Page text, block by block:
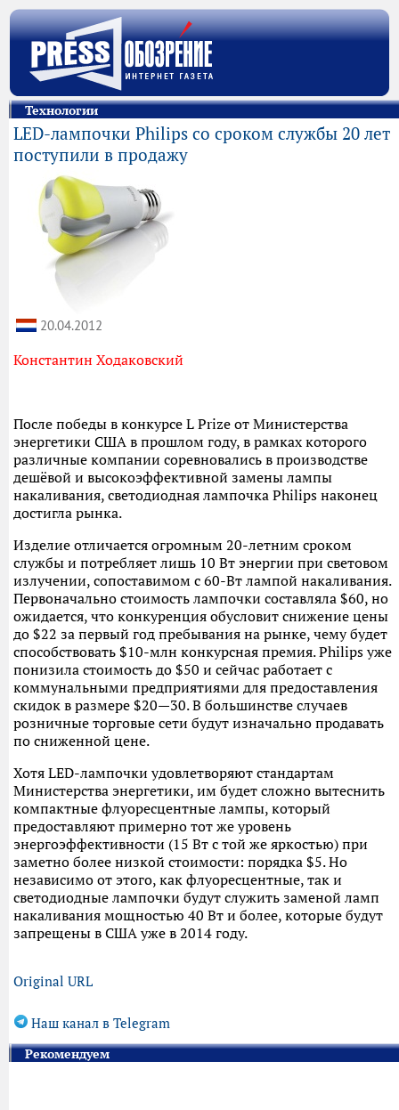
Технологии
LED-лампочки Philips со сроком службы 20 лет
поступили в продажу
20.04.2012
Константин Ходаковский
После победы в конкурсе L Prize от Министерства
энергетики США в прошлом году, в рамках которого
различные компании соревновались в производстве
дешёвой и высокоэффективной замены лампы
накаливания, светодиодная лампочка Philips наконец
достигла рынка.
Изделие отличается огромным 20-летним сроком
службы и потребляет лишь 10 Вт энергии при световом
излучении, сопоставимом с 60-Вт лампой накаливания.
Первоначально стоимость лампочки составляла $60, но
ожидается, что конкуренция обусловит снижение цены
до $22 за первый год пребывания на рынке, чему будет
способствовать $10-млн конкурсная премия. Philips уже
понизила стоимость до $50 и сейчас работает с
коммунальными предприятиями для предоставления
скидок в размере $20—30. В большинстве случаев
розничные торговые сети будут изначально продавать
по сниженной цене.
Хотя LED-лампочки удовлетворяют стандартам
Министерства энергетики, им будет сложно вытеснить
компактные флуоресцентные лампы, который
предоставляют примерно тот же уровень
энергоэффективности (15 Вт с той же яркостью) при
заметно более низкой стоимости: порядка $5. Но
независимо от этого, как флуоресцентные, так и
светодиодные лампочки будут служить заменой ламп
накаливания мощностью 40 Вт и более, которые будут
запрещены в США уже в 2014 году.
Original URL
Наш канал в Telegram
Рекомендуем